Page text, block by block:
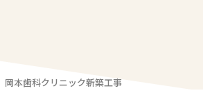
岡本歯科クリニック新築工事